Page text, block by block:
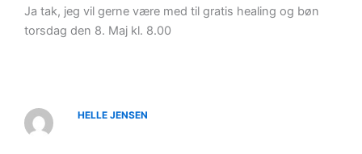
Ja tak, jeg vil gerne være med til gratis healing og bøn
torsdag den 8. Maj kl. 8.00
HELLE JENSEN